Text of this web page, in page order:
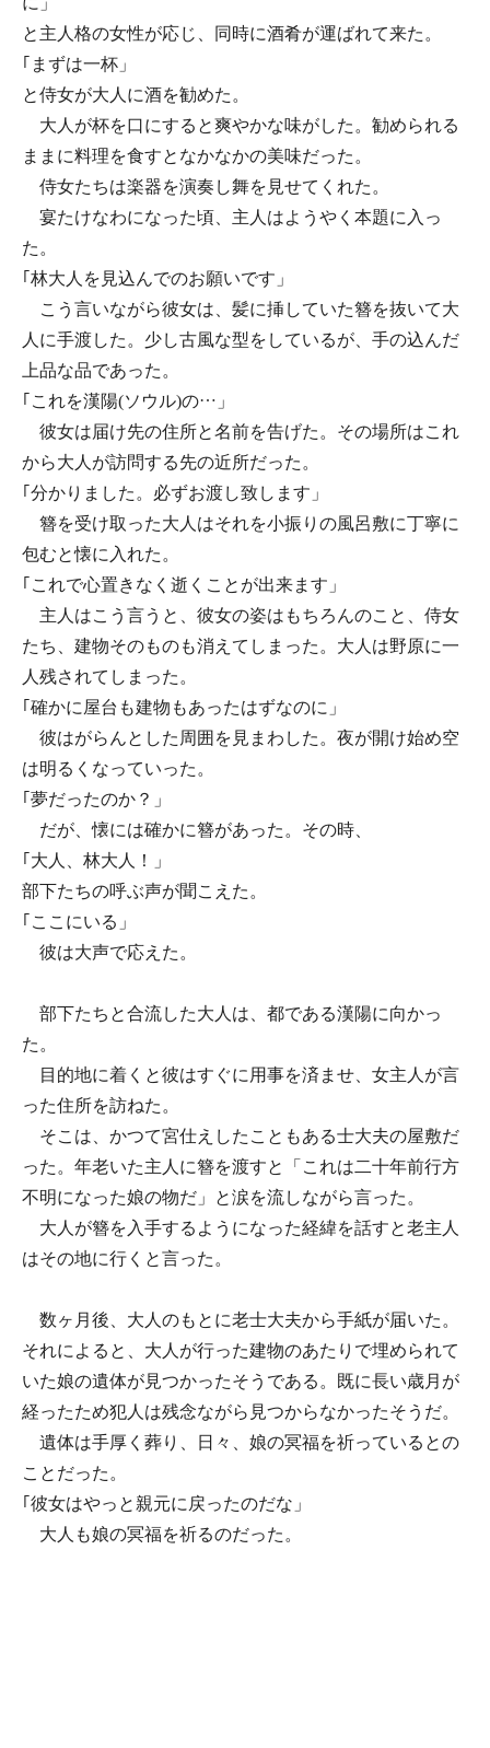
と主人格の女性が応じ、同時に酒肴が運ばれて来た。
｢まずは一杯」
と侍女が大人に酒を勧めた。
大人が杯を口にすると爽やかな味がした。勧められる
ままに料理を食すとなかなかの美味だった。
侍女たちは楽器を演奏し舞を見せてくれた。
宴たけなわになった頃、主人はようやく本題に入っ
た。
｢林大人を見込んでのお願いです」
こう言いながら彼女は、髪に挿していた簪を抜いて大
人に手渡した。少し古風な型をしているが、手の込んだ
上品な品であった。
｢これを漢陽(ソウル)の…」
彼女は届け先の住所と名前を告げた。その場所はこれ
から大人が訪問する先の近所だった。
｢分かりました。必ずお渡し致します」
簪を受け取った大人はそれを小振りの風呂敷に丁寧に
包むと懐に入れた。
｢これで心置きなく逝くことが出来ます」
主人はこう言うと、彼女の姿はもちろんのこと、侍女
たち、建物そのものも消えてしまった。大人は野原に一
人残されてしまった。
｢確かに屋台も建物もあったはずなのに」
彼はがらんとした周囲を見まわした。夜が開け始め空
は明るくなっていった。
｢夢だったのか？」
だが、懐には確かに簪があった。その時、
｢大人、林大人！」
部下たちの呼ぶ声が聞こえた。
｢ここにいる」
彼は大声で応えた。
部下たちと合流した大人は、都である漢陽に向かっ
た。
目的地に着くと彼はすぐに用事を済ませ、女主人が言
った住所を訪ねた。
そこは、かつて宮仕えしたこともある士大夫の屋敷だ
った。年老いた主人に簪を渡すと「これは二十年前行方
不明になった娘の物だ」と涙を流しながら言った。
大人が簪を入手するようになった経緯を話すと老主人
はその地に行くと言った。
数ヶ月後、大人のもとに老士大夫から手紙が届いた。
それによると、大人が行った建物のあたりで埋められて
いた娘の遺体が見つかったそうである。既に長い歳月が
経ったため犯人は残念ながら見つからなかったそうだ。
遺体は手厚く葬り、日々、娘の冥福を祈っているとの
ことだった。
｢彼女はやっと親元に戻ったのだな」
大人も娘の冥福を祈るのだった。